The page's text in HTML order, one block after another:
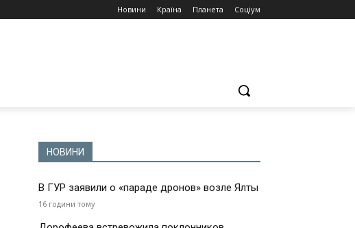
Новини Країна Планета Соціум
НОВИНИ
В ГУР заявили о «параде дронов» возле Ялты
16 години тому